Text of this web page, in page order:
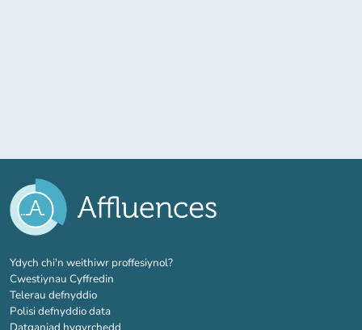
Ydych chi'n weithiwr proffesiynol?(tab newydd)
Cwestiynau Cyffredin
Telerau defnyddio
Polisi defnyddio data